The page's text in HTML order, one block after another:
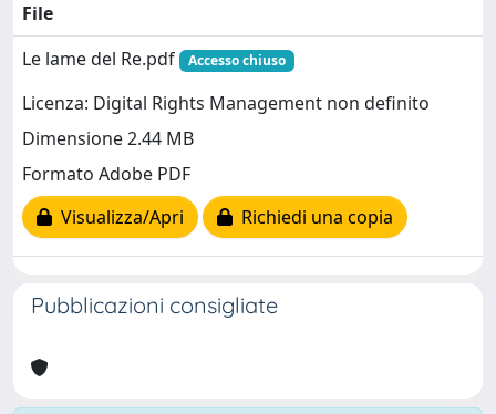
File
Le lame del Re.pdf
Accesso chiuso
Licenza: Digital Rights Management non definito
Dimensione 2.44 MB
Formato Adobe PDF
Visualizza/Apri
Richiedi una copia
Pubblicazioni consigliate